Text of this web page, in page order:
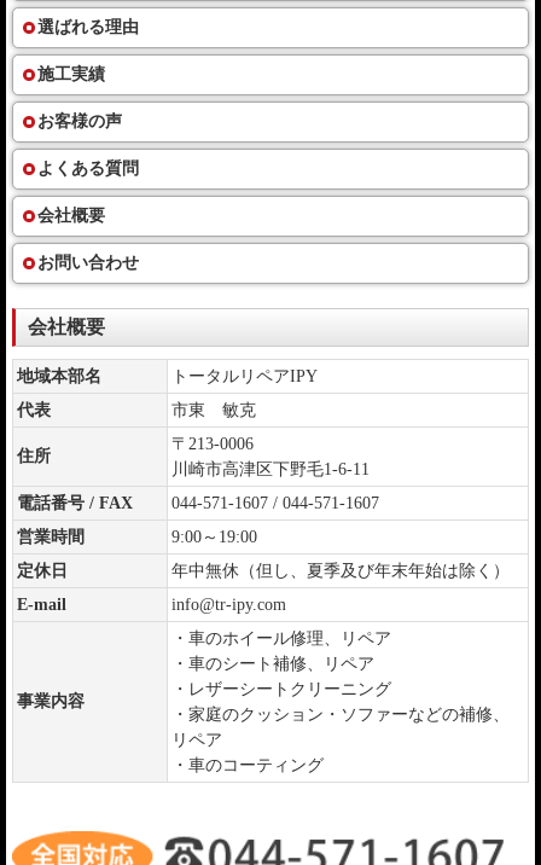
選ばれる理由
施工実績
お客様の声
よくある質問
会社概要
お問い合わせ
会社概要
地域本部名
トータルリペアIPY
代表
市東 敏克
住所
〒213-0006
川崎市高津区下野毛1-6-11
電話番号 / FAX
044-571-1607 / 044-571-1607
営業時間
9:00～19:00
定休日
年中無休（但し、夏季及び年末年始は除く）
E-mail
info@tr-ipy.com
事業内容
・車のホイール修理、リペア
・車のシート補修、リペア
・レザーシートクリーニング
・家庭のクッション・ソファーなどの補修、
リペア
・車のコーティング